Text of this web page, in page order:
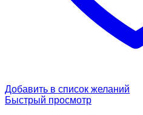
Добавить в список желаний
Быстрый просмотр